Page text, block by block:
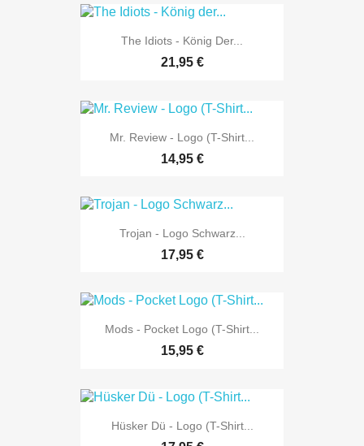
The Idiots - König Der...
21,95 €
Mr. Review - Logo (T-Shirt...
14,95 €
Trojan - Logo Schwarz...
17,95 €
Mods - Pocket Logo (T-Shirt...
15,95 €
Hüsker Dü - Logo (T-Shirt...